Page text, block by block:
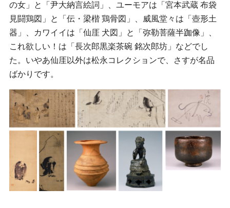
の女」と「尹大納言絵詞」、ユーモアは「宮本武蔵 布袋
見闘鶏図」と「伝・梁楷 鶏骨図」、威風堂々は「壺形土
器」、カワイイは「仙厓 犬図」と「弥勒菩薩半跏像」、
これ欲しい！は「長次郎黒楽茶碗 銘次郎坊」などでし
た。いやあ仙厓以外は松永コレクションで、さすが名品
ばかりです。